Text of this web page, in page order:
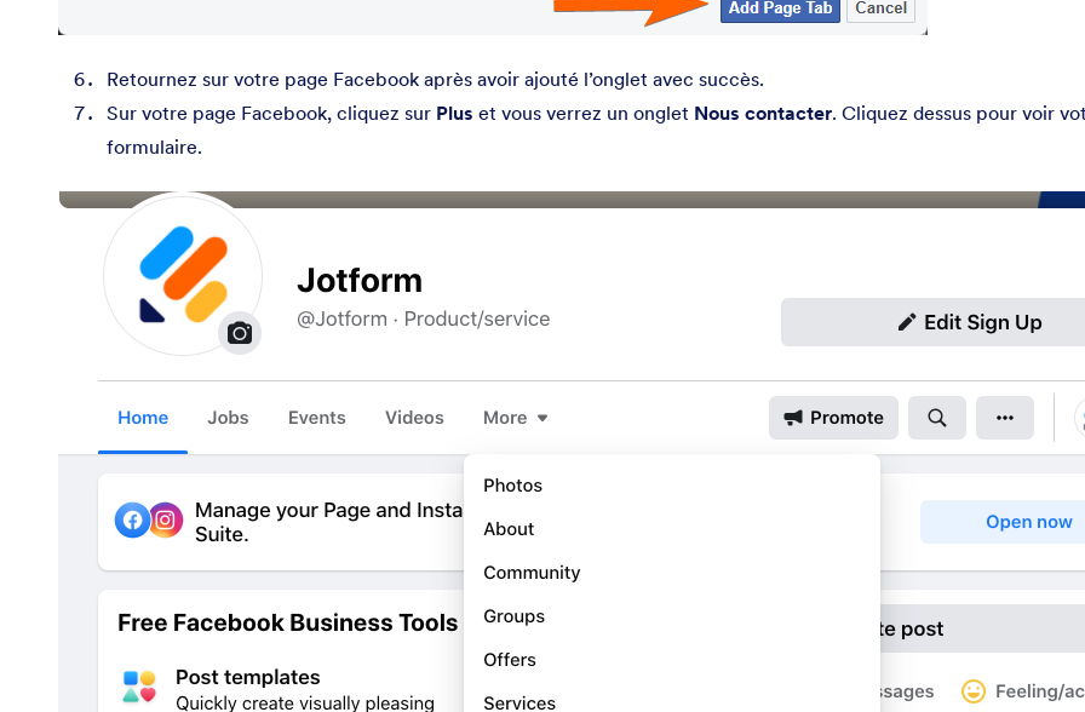
Retournez sur votre page Facebook après avoir ajouté l’onglet avec succès.
Sur votre page Facebook, cliquez sur Plus et vous verrez un onglet Nous contacter. Cliquez dessus pour voir
formulaire.